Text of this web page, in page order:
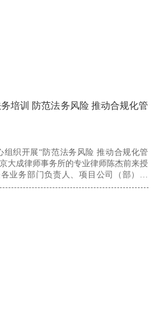
培训 防范法务风险 推动合规化管
组织开展“防范法务风险 推动合规化管
大成律师事务所的专业律师陈杰前来授
业务部门负责人、项目公司（部）经
等参加培训。